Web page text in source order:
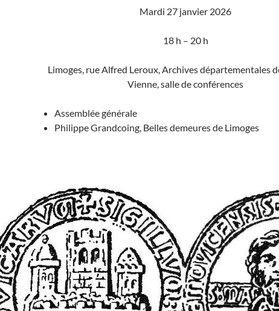
Mardi 27 janvier 2026
18 h – 20 h
Limoges, rue Alfred Leroux, Archives départementales
Vienne, salle de conférences
Assemblée générale
Philippe Grandcoing, Belles demeures de Limoges